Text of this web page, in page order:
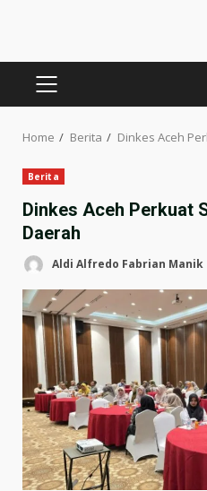
PRIMARY
Home Berita Dinkes Aceh
Berita
Dinkes Aceh Perkuat
Daerah
Aldi Alfredo Fabrian Manik